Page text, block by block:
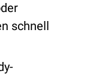
schnell